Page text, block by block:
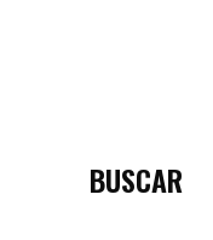
BUSCAR